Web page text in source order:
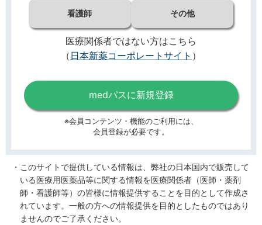
看護師 その他
医療関係者ではない方はこちら
（ 日本新薬コーポレートサイト ）
medパスに新規登録
※会員コンテンツ・機能のご利用には、
会員登録が必要です。
このサイトで提供している情報は、弊社の日本国内で販売して
いる医療用医薬品等に関する情報を医療関係者（医師・薬剤
師・看護師等）の皆様に情報提供することを目的として作成さ
れています。一般の方への情報提供を目的としたものではあり
ませんのでご了承ください。